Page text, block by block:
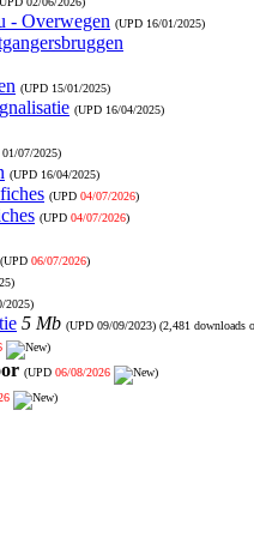
- Overwegen (UPD 16/01/2025)
(UPD 15/01/2025)
(UPD 16/04/2025)
01/07/2025)
(UPD 16/04/2025)
(UPD 04/07/2026)
(UPD 04/07/2026)
(UPD 06/07/2026)
)
2025)
5 Mb (UPD 09/09/2023) (2,481 downloads
)
(UPD 06/08/2026 )
)